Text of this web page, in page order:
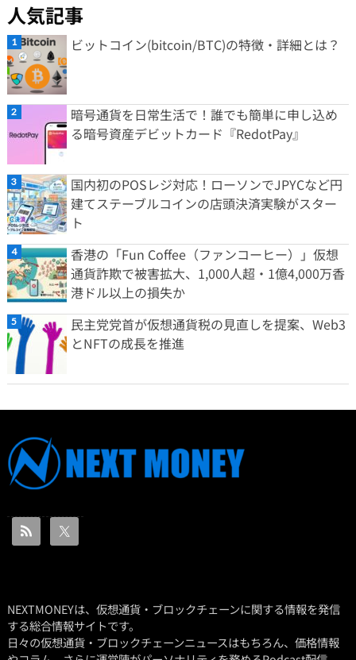
人気記事
ビットコイン(bitcoin/BTC)の特徴・詳細とは？
暗号通貨を日常生活で！誰でも簡単に申し込め
る暗号資産デビットカード『RedotPay』
国内初のPOSレジ対応！ローソンでJPYCなど円
建てステーブルコインの店頭決済実験がスター
ト
香港の「Fun Coffee（ファンコーヒー）」仮想
通貨詐欺で被害拡大、1,000人超・1億4,000万香
港ドル以上の損失か
民主党党首が仮想通貨税の見直しを提案、Web3
とNFTの成長を推進
NEXTMONEYは、仮想通貨・ブロックチェーンに関する情報を発信
する総合情報サイトです。
日々の仮想通貨・ブロックチェーンニュースはもちろん、価格情報